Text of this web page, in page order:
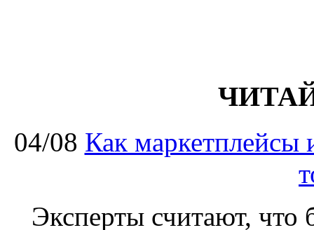
04/08 Как маркетплейсы
Эксперты считают, что